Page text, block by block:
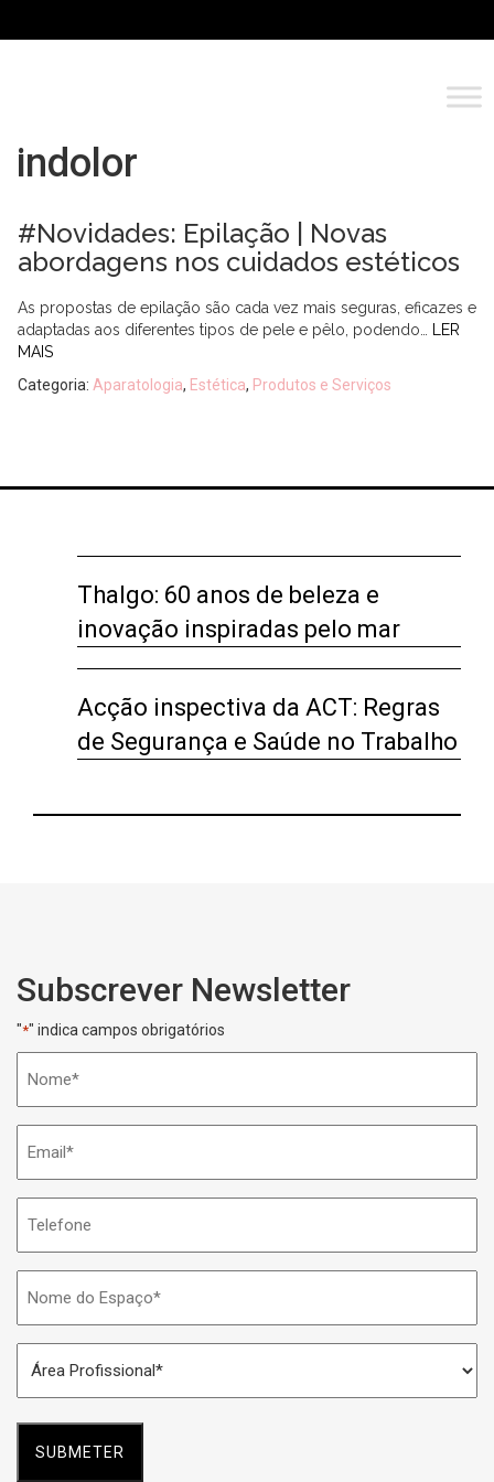
indolor
#Novidades: Epilação | Novas
abordagens nos cuidados estéticos
As propostas de epilação são cada vez mais seguras, eficazes e
adaptadas aos diferentes tipos de pele e pêlo, podendo…
LER
MAIS
Categoria: Aparatologia, Estética, Produtos e Serviços
Thalgo: 60 anos de beleza e
inovação inspiradas pelo mar
Acção inspectiva da ACT: Regras
de Segurança e Saúde no Trabalho
Subscrever Newsletter
"*" indica campos obrigatórios
do
Espaço
Profissional
*